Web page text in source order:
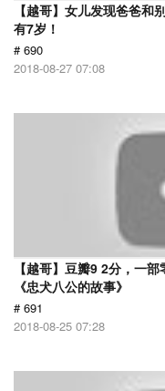
【越哥】女儿发现爸爸和
有7岁！
# 690
2018-08-27 07:08
【越哥】豆瓣9 2分，一
《忠犬八公的故事》
# 691
2018-08-25 07:28